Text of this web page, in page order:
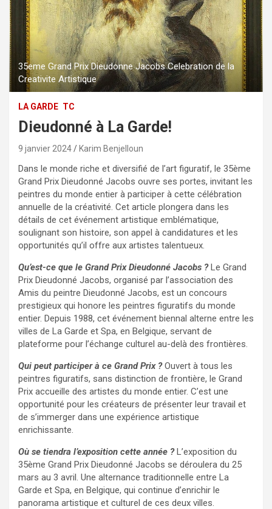
35eme Grand Prix Dieudonne Jacobs Celebration de la
Creativite Artistique
LA GARDE TC
Dieudonné à La Garde!
9 janvier 2024 Karim Benjelloun
Dans le monde riche et diversifié de l’art figuratif, le 35ème
Grand Prix Dieudonné Jacobs ouvre ses portes, invitant les
peintres du monde entier à participer à cette célébration
annuelle de la créativité. Cet article plongera dans les
détails de cet événement artistique emblématique,
soulignant son histoire, son appel à candidatures et les
opportunités qu’il offre aux artistes talentueux.
Qu’est-ce que le Grand Prix Dieudonné Jacobs ?Le Grand
Prix Dieudonné Jacobs, organisé par l’association des
Amis du peintre Dieudonné Jacobs, est un concours
prestigieux qui honore les peintres figuratifs du monde
entier. Depuis 1988, cet événement biennal alterne entre les
villes de La Garde et Spa, en Belgique, servant de
plateforme pour l’échange culturel au-delà des frontières.
Qui peut participer à ce Grand Prix ? Ouvert à tous les
peintres figuratifs, sans distinction de frontière, le Grand
Prix accueille des artistes du monde entier. C’est une
opportunité pour les créateurs de présenter leur travail et
de s’immerger dans une expérience artistique
enrichissante.
Où se tiendra l’exposition cette année ? L’exposition du
35ème Grand Prix Dieudonné Jacobs se déroulera du 25
mars au 3 avril. Une alternance traditionnelle entre La
Garde et Spa, en Belgique, qui continue d’enrichir le
panorama artistique et culturel de ces deux villes.